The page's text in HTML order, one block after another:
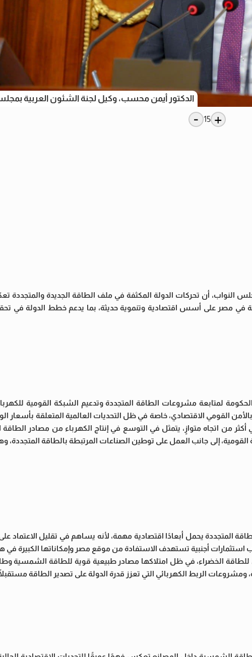
الدكتور أيمن محسب، وكيل لجنة الشئون العربية
+
15
-
النواب، أن تحركات الدولة المكثفة في ملف الطاقة الجديدة والمتجددة
في مصر على أسس اقتصادية وتنموية حديثة، بما يدعم خطط الدولة في
لمتابعة مشروعات الطاقة المتجددة وتدعيم الشبكة القومية
القومي الاقتصادي، خاصة في ظل التحديات العالمية المتعلقة بأسعار
أكثر من اتجاه متوازٍ، يتمثل في التوسع في إنتاج الكهرباء من مصادر
إلى جانب العمل على توطين الصناعات المرتبطة بالطاقة المتجددة،
يحمل أبعادًا اقتصادية مهمة، لأنه يساهم في تقليل الاعتماد على
أجنبية تستهدف الاستفادة من موقع مصر وإمكاناتها الكبيرة في
الخضراء، في ظل امتلاكها مصادر طبيعية قوية للطاقة الشمسية
ومشروعات الربط الكهربائي التي تعزز قدرة الدولة على تصدير الطاقة